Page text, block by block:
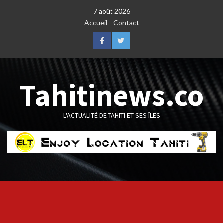
7 août 2026
Accueil
Contact
FacebookTwitter
Tahitinews.co
L'ACTUALITÉ DE TAHITI ET SES ÎLES